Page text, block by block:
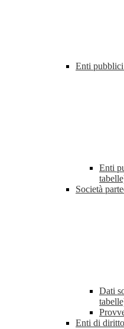
Enti
Enti
Società
Dati
Enti di